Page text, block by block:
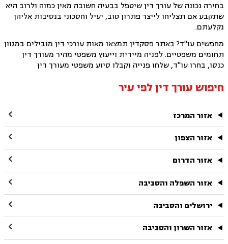
בחירה נכונה של עורך דין שיטפל בבעיה חשובה מאין כמוה ולרוב היא
שתקבע אם תצליחו לייצר פתרון טוב, יעיל וחסכוני בנסיבות אליהן
נקלעתם.
מחפשים עו"ד? באתר פסקדין תמצאו מאות עורכי דין מובילים במגוון
תחומים משפטיים. לפניה מיידית וייעוץ משפטי מהיר מעורך דין
כנסו, בחרו עו"ד, שלחו פנייה וקבלו סיוע משפטי מעורך דין
חיפוש עורך דין לפי עיר
אזור המרכז 
אזור הצפון 
אזור הדרום 
אזור השפלה והסביבה 
ירושלים והסביבה 
אזור השרון והסביבה 